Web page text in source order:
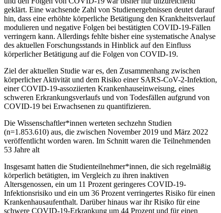
geklärt. Eine wachsende Zahl von Studienergebnissen deutet darauf
hin, dass eine erhöhte körperliche Betätigung den Krankheitsverlauf
modulieren und negative Folgen bei bestätigten COVID-19-Fällen
verringern kann. Allerdings fehlte bisher eine systematische Analyse
des aktuellen Forschungsstands in Hinblick auf den Einfluss
körperlicher Betätigung auf die Folgen von COVID-19.
Ziel der aktuellen Studie war es, den Zusammenhang zwischen
körperlicher Aktivität und dem Risiko einer SARS-CoV-2-Infektion,
einer COVID-19-assoziierten Krankenhauseinweisung, eines
schweren Erkrankungsverlaufs und von Todesfällen aufgrund von
COVID-19 bei Erwachsenen zu quantifizieren.
Die Wissenschaftler*innen werteten sechzehn Studien
(n=1.853.610) aus, die zwischen November 2019 und März 2022
veröffentlicht worden waren. Im Schnitt waren die Teilnehmenden
53 Jahre alt
Insgesamt hatten die Studienteilnehmer*innen, die sich regelmäßig
körperlich betätigten, im Vergleich zu ihren inaktiven
Altersgenossen, ein um 11 Prozent geringeres COVID-19-
Infektionsrisiko und ein um 36 Prozent verringertes Risiko für einen
Krankenhausaufenthalt. Darüber hinaus war ihr Risiko für eine
schwere COVID-19-Erkrankung um 44 Prozent und für einen